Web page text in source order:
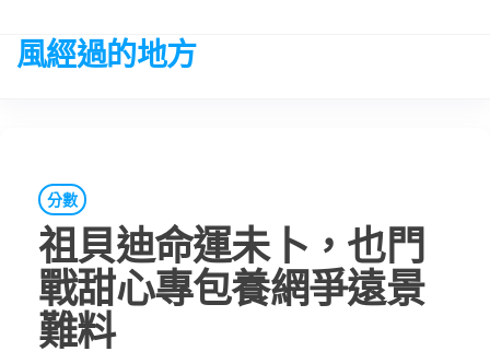
the
風經過的地方
分數
祖貝迪命運未卜，也門
戰甜心專包養網爭遠景
難料